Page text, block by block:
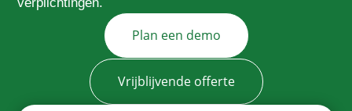
Plan een demo
Vrijblijvende offerte